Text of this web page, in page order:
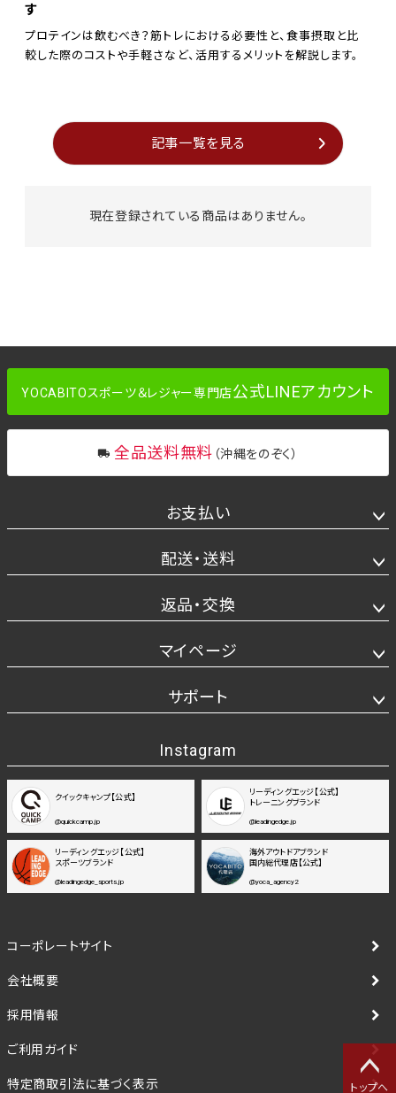
す
プロテインは飲むべき？筋トレにおける必要性と、食事摂取と比
較した際のコストや手軽さなど、活用するメリットを解説します。
記事一覧を見る
現在登録されている商品はありません。
トップへ
YOCABITOスポーツ＆レジャー専門店公式LINEアカウント
全品送料無料 （沖縄をのぞく）
お支払い
配送・送料
返品・交換
マイページ
サポート
Instagram
クイックキャンプ【公式】
@quickcamp.jp
リーディングエッジ【公式】
トレーニングブランド
@leadingedge.jp
リーディングエッジ【公式】
スポーツブランド
@leadingedge_sports.jp
海外アウトドアブランド
国内総代理店【公式】
@yoca_agency2
コーポレートサイト
会社概要
採用情報
ご利用ガイド
特定商取引法に基づく表示